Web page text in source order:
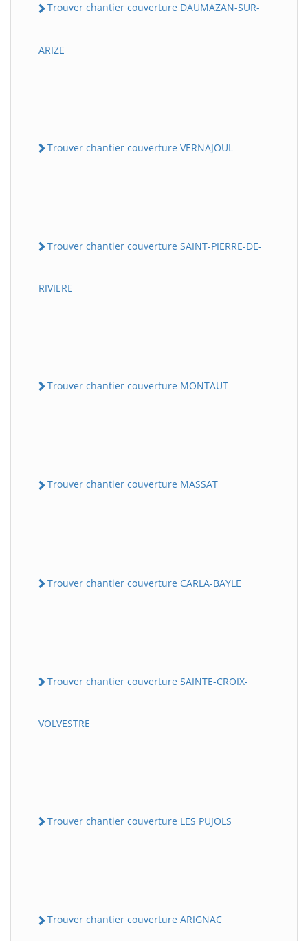
Trouver chantier couverture DAUMAZAN-SUR-
ARIZE
Trouver chantier couverture VERNAJOUL
Trouver chantier couverture SAINT-PIERRE-DE-
RIVIERE
Trouver chantier couverture MONTAUT
Trouver chantier couverture MASSAT
Trouver chantier couverture CARLA-BAYLE
Trouver chantier couverture SAINTE-CROIX-
VOLVESTRE
Trouver chantier couverture LES PUJOLS
Trouver chantier couverture ARIGNAC